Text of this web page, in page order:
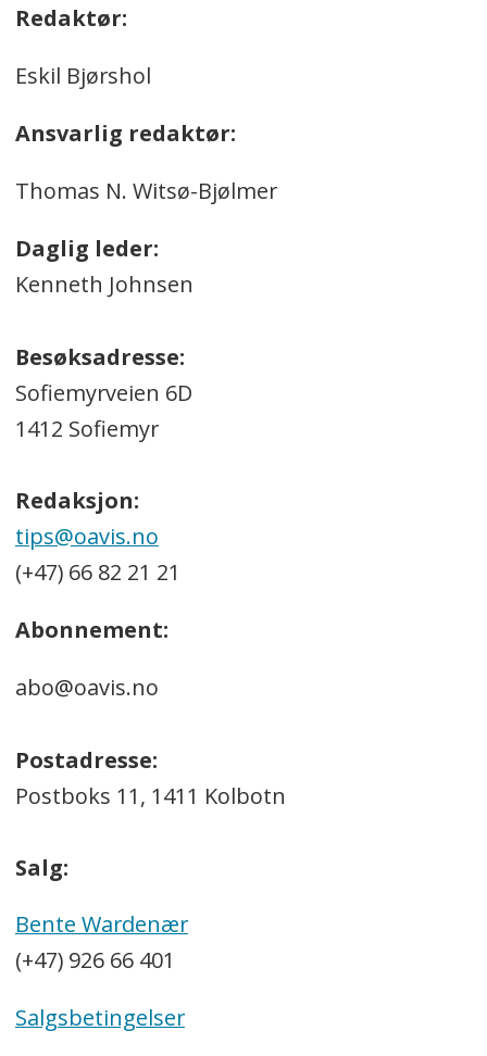
Redaktør:
Eskil Bjørshol
Ansvarlig redaktør:
Thomas N. Witsø-Bjølmer
Daglig leder:
Kenneth Johnsen
Besøksadresse:
Sofiemyrveien 6D
1412 Sofiemyr
Redaksjon:
tips@oavis.no
(+47) 66 82 21 21
Abonnement:
abo@oavis.no
Postadresse:
Postboks 11, 1411 Kolbotn
Salg:
Bente Wardenær
(+47) 926 66 401
Salgsbetingelser